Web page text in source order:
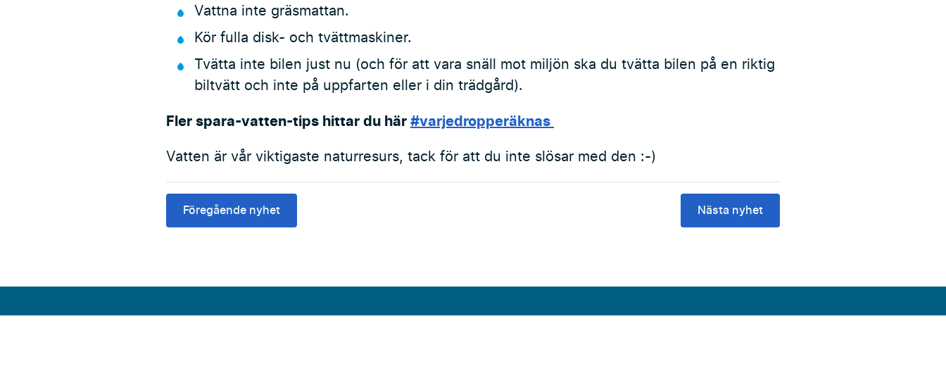
Vattna inte gräsmattan.
Kör fulla disk- och tvättmaskiner.
Tvätta inte bilen just nu (och för att vara snäll mot miljön ska du tvätta bilen på en riktig
biltvätt och inte på uppfarten eller i din trädgård).
Fler spara-vatten-tips hittar du här #varjedropperäknas
Vatten är vår viktigaste naturresurs, tack för att du inte slösar med den :-)
Föregående nyhet Nästa nyhet